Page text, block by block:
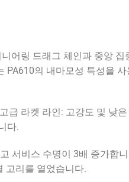
어링 드래그 체인과 중앙 집
PA610의 내마모성 특성을 사
급 라켓 라인: 고강도 및 낮은
다.
서비스 수명이 3배 증가합
고리를 열었습니다.